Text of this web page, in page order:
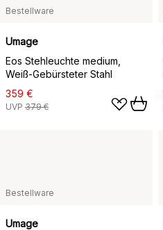
Bestellware
Umage
Eos Stehleuchte medium,
Weiß-Gebürsteter Stahl
359 €
UVP 379 €
Bestellware
Umage